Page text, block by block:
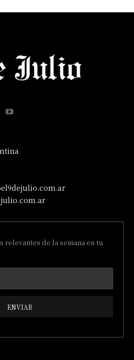
relevantes de la semana en tu
ENVIAR